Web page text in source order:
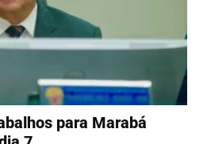
para Marabá